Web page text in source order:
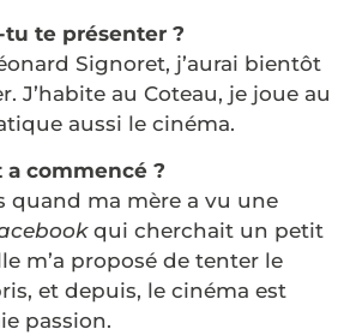
tu te présenter ?
Signoret, j’aurai bientôt
J’habite au Coteau, je joue au
aussi le cinéma.
commencé ?
quand ma mère a vu une
qui cherchait un petit
m’a proposé de tenter le
et depuis, le cinéma est
passion.